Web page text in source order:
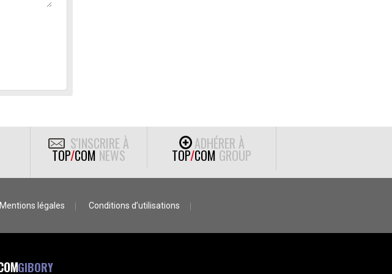
S'INSCRIRE À
TOP/COM NEWS
ADHÉRER À
TOP/COM GROUP
Mentions légales Conditions d’utilisations
GIBORY